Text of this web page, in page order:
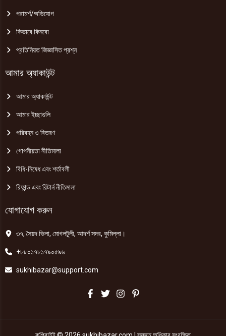
পরামর্শ/অভিযোগ
কিভাবে কিনবো
প্রতিনিয়ত জিজ্ঞাসিত প্রশ্ন
আমার অ্যাকাউন্ট
আমার অ্যাকাউন্ট
আমার ইচ্ছাগুলি
পরিবহন ও বিতরণ
গোপনীয়তা নীতিমালা
বিধি-নিষেধ এবং শর্তাবলী
রিফান্ড এবং রিটার্ন নীতিমালা
যোগাযোগ করুন
৩৭, সৈয়দ ভিলা, মোগলটুলী, আদর্শ সদর, কুমিল্লা।
+৮৮০১৭৮১৭৯০৫৯৬
sukhibazar@support.com